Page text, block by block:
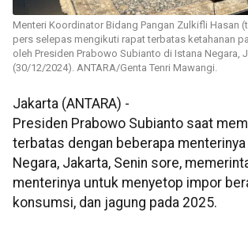
Menteri Koordinator Bidang Pangan Zulkifli Hasan
pers selepas mengikuti rapat terbatas ketahanan
oleh Presiden Prabowo Subianto di Istana Negara,
(30/12/2024). ANTARA/Genta Tenri Mawangi.
Jakarta (ANTARA) -
Presiden Prabowo Subianto saat
terbatas dengan beberapa
Negara, Jakarta, Senin sore,
menterinya untuk menyetop impor
konsumsi, dan jagung pada 2025.